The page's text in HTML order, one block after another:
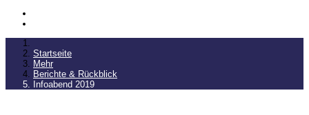
Startseite
Mehr
Berichte & Rückblick
Infoabend 2019